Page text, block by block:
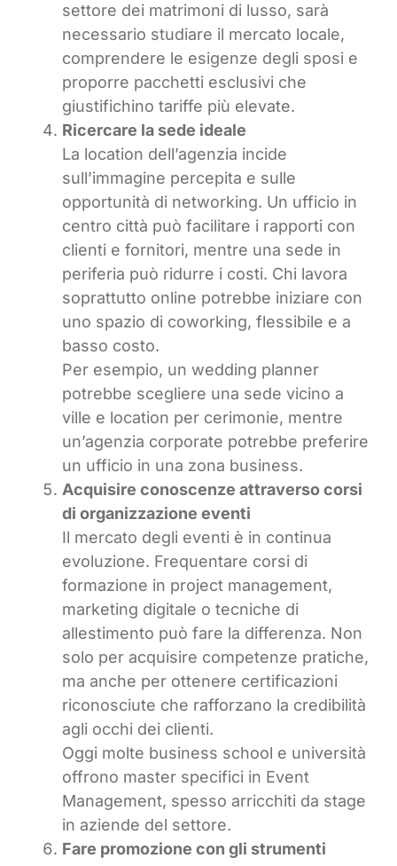
settore dei matrimoni di lusso, sarà
necessario studiare il mercato locale,
comprendere le esigenze degli sposi e
proporre pacchetti esclusivi che
giustifichino tariffe più elevate.
Ricercare la sede ideale
La location dell’agenzia incide
sull’immagine percepita e sulle
opportunità di networking. Un ufficio in
centro città può facilitare i rapporti con
clienti e fornitori, mentre una sede in
periferia può ridurre i costi. Chi lavora
soprattutto online potrebbe iniziare con
uno spazio di coworking, flessibile e a
basso costo.
Per esempio, un wedding planner
potrebbe scegliere una sede vicino a
ville e location per cerimonie, mentre
un’agenzia corporate potrebbe preferire
un ufficio in una zona business.
Acquisire conoscenze attraverso corsi
di organizzazione eventi
Il mercato degli eventi è in continua
evoluzione. Frequentare corsi di
formazione in project management,
marketing digitale o tecniche di
allestimento può fare la differenza. Non
solo per acquisire competenze pratiche,
ma anche per ottenere certificazioni
riconosciute che rafforzano la credibilità
agli occhi dei clienti.
Oggi molte business school e università
offrono master specifici in Event
Management, spesso arricchiti da stage
in aziende del settore.
Fare promozione con gli strumenti